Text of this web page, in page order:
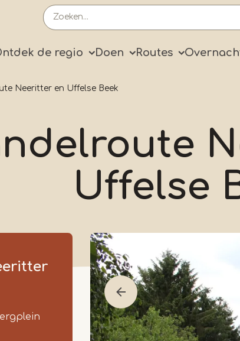
de regio Doen Routes
Neeritter en Uffelse Beek
Uffelse